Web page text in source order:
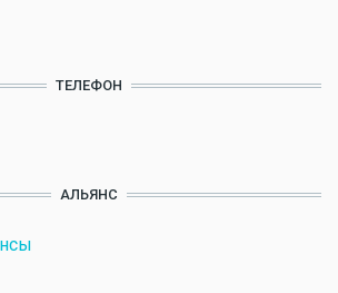
ТЕЛЕФОН
АЛЬЯНС